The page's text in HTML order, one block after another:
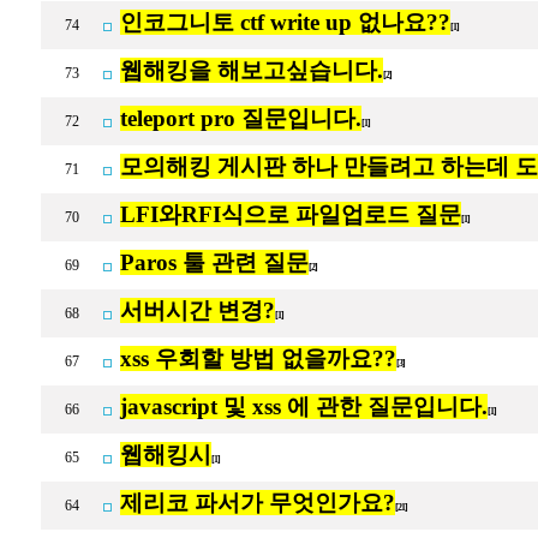
74 인코그니토 ctf write up 없나요?? [1]
73 웹해킹을 해보고싶습니다. [2]
72 teleport pro 질문입니다. [1]
71 모의해킹 게시판 하나 만들려고 하는데
70 LFI와RFI식으로 파일업로드 질문[1]
69 Paros 툴 관련 질문[2]
68 서버시간 변경? [1]
67 xss 우회할 방법 없을까요?? [3]
66 javascript 및 xss 에 관한 질문입니다. [1]
65 웹해킹시 [1]
64 제리코 파서가 무엇인가요? [21]